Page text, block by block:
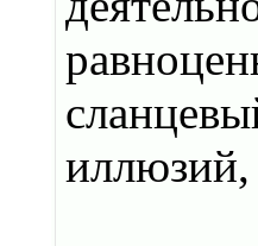
иллюзий,